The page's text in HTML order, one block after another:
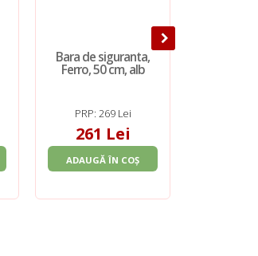
Bara de siguranta,
Ferro, 50 cm, alb
PRP: 269 Lei
261 Lei
ADAUGĂ ÎN COȘ